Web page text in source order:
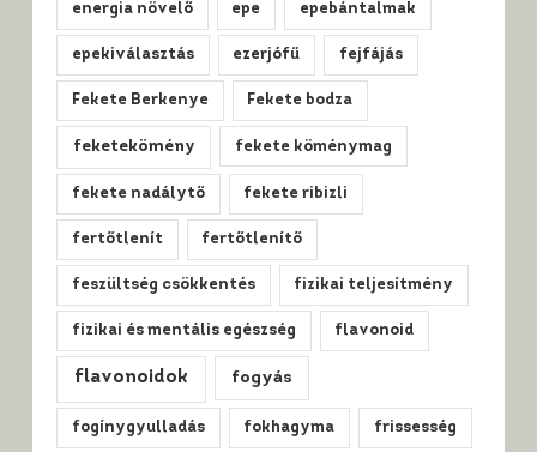
energia növelő epe epebántalmak
epekiválasztás ezerjófű fejfájás
Fekete Berkenye Fekete bodza
feketekömény fekete köménymag
fekete nadálytő fekete ribizli
fertőtlenít fertőtlenítő
feszültség csökkentés fizikai teljesítmény
fizikai és mentális egészség flavonoid
flavonoidok fogyás
fogínygyulladás fokhagyma frissesség